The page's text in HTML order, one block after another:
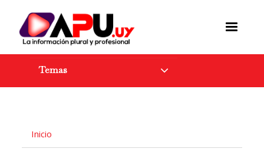
Temas
Inicio